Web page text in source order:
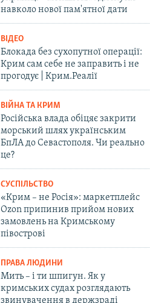
навколо нової пам'ятної дати
ВІДЕО
Блокада без сухопутної операції:
Крим сам себе не заправить і не
прогодує | Крим.Реалії
ВІЙНА ТА КРИМ
Російська влада обіцяє закрити
морський шлях українським
БпЛА до Севастополя. Чи реально
це?
СУСПІЛЬСТВО
«Крим – не Росія»: маркетплейс
Ozon припинив прийом нових
замовлень на Кримському
півострові
ПРАВА ЛЮДИНИ
Мить – і ти шпигун. Як у
кримських судах розглядають
звинувачення в держзраді